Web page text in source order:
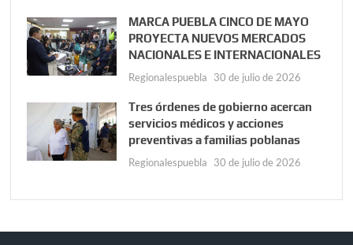
MARCA PUEBLA CINCO DE MAYO
PROYECTA NUEVOS MERCADOS
NACIONALES E INTERNACIONALES
Regionalespuebla 30 de julio de 2026
Tres órdenes de gobierno acercan
servicios médicos y acciones
preventivas a familias poblanas
Regionalespuebla 30 de julio de 2026